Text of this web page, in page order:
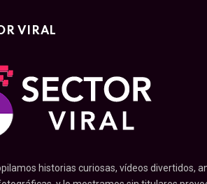
VIRAL
historias curiosas, vídeos divertidos,